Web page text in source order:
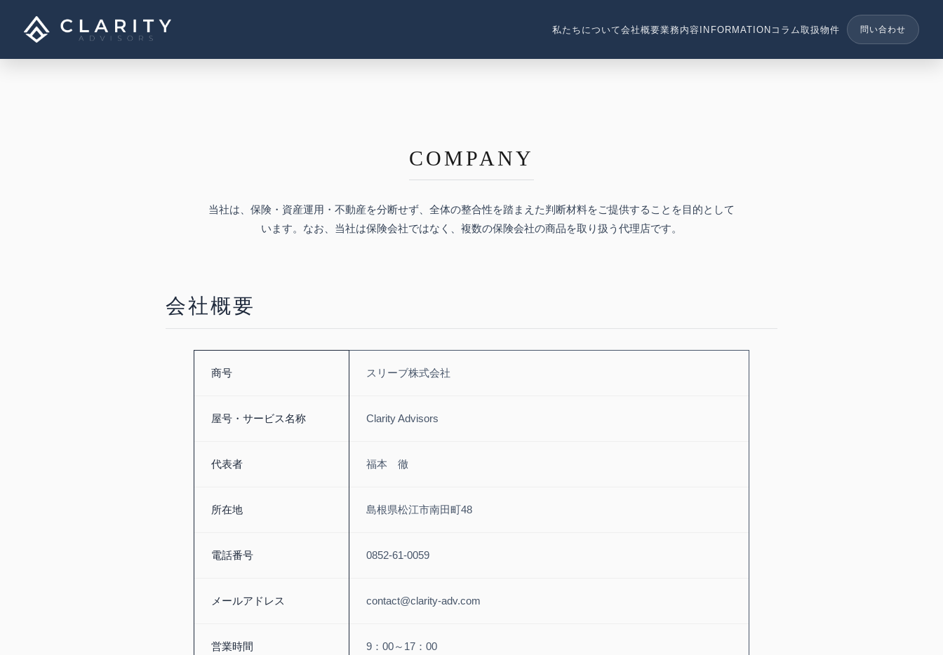
ス
私たちについて会社概要業務内容 INFORMATION コラム取扱物件 問い合わせ
COMPANY
当社は、保険・資産運用・不動産を分断せず、全体の整合性を踏まえた判断材料をご提供することを目的として
います。なお、当社は保険会社ではなく、複数の保険会社の商品を取り扱う代理店です。
会社概要
商号 スリーブ株式会社
屋号・サービス名称 Clarity Advisors
代表者 福本 徹
所在地 島根県松江市南田町48
電話番号 0852-61-0059
メールアドレス contact@clarity-adv.com
営業時間 9：00～17：00